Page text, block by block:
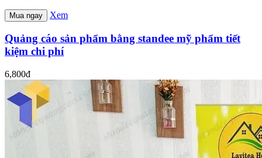
Mua ngay Xem
Quảng cáo sản phẩm bằng standee mỹ phẩm tiết
kiệm chi phí
6,800đ